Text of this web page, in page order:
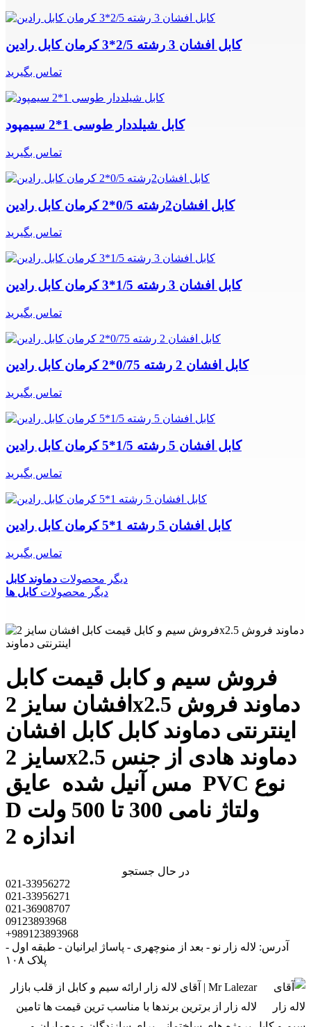
کابل افشان 3 رشته 2/5*3 کرمان کابل رادین
تماس بگیرید
کابل شیلددار طوسی 1*2 سیمپود
تماس بگیرید
کابل افشان2رشته 0/5*2 کرمان کابل رادین
تماس بگیرید
کابل افشان 3 رشته 1/5*3 کرمان کابل رادین
تماس بگیرید
کابل افشان 2 رشته 0/75*2 کرمان کابل رادین
تماس بگیرید
کابل افشان 5 رشته 1/5*5 کرمان کابل رادین
تماس بگیرید
کابل افشان 5 رشته 1*5 کرمان کابل رادین
تماس بگیرید
دیگر محصولات دماوند کابل
دیگر محصولاتکابل ها
فروش سیم و کابل قیمت کابل
افشان سایز 2x2.5 دماوند فروش
اینترنتی دماوند کابل کابل افشان
سایز 2x2.5 دماوند هادی از جنس
مس آنیل شده عایق PVC نوع
D ولتاژ نامی 300 تا 500 ولت
اندازه 2
در حال جستجو
021-33956272
021-33956271
021-36908707
09123893968
+989123893968
آدرس: لاله زار نو - بعد از منوچهری - پاساژ ایرانیان - طبقه اول -
پلاک ۱۰۸
Mr Lalezar | آقای لاله زار ارائه سیم و کابل از قلب بازار
لاله زار از برترین برندها با مناسب ترین قیمت ها تامین